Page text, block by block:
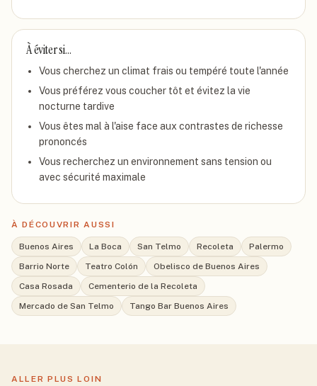
À éviter si…
Vous cherchez un climat frais ou tempéré toute l'année
Vous préférez vous coucher tôt et évitez la vie
nocturne tardive
Vous êtes mal à l'aise face aux contrastes de richesse
prononcés
Vous recherchez un environnement sans tension ou
avec sécurité maximale
À DÉCOUVRIR AUSSI
Buenos Aires La Boca San Telmo Recoleta
Palermo
Barrio Norte
Teatro Colón
Obelisco de Buenos Aires
Casa Rosada
Cementerio de la Recoleta
Mercado de San Telmo
Tango Bar Buenos Aires
ALLER PLUS LOIN